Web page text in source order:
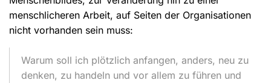
menschlicheren Arbeit, auf Seiten der Organisationen
nicht vorhanden sein muss:
Warum soll ich plötzlich anfangen, anders, neu zu
denken, zu handeln und vor allem zu führen und